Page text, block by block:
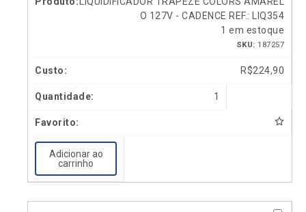
O 127V - CADENCE REF.: LIQ354
1 em estoque
SKU: 187257
R$224,90
1
Adicionar ao
carrinho